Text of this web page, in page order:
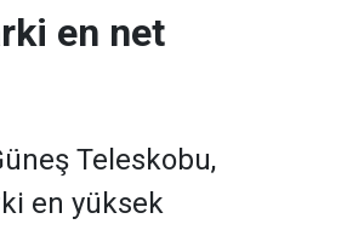
en net
Teleskobu,
en yüksek